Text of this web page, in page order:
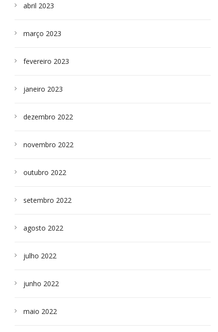
abril 2023
março 2023
fevereiro 2023
janeiro 2023
dezembro 2022
novembro 2022
outubro 2022
setembro 2022
agosto 2022
julho 2022
junho 2022
maio 2022